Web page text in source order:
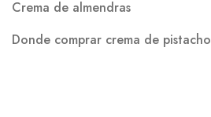
Crema de almendras
Donde comprar crema de pistacho